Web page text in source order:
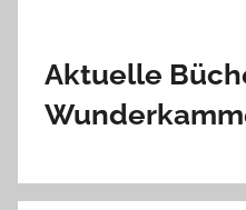
Aktuelle